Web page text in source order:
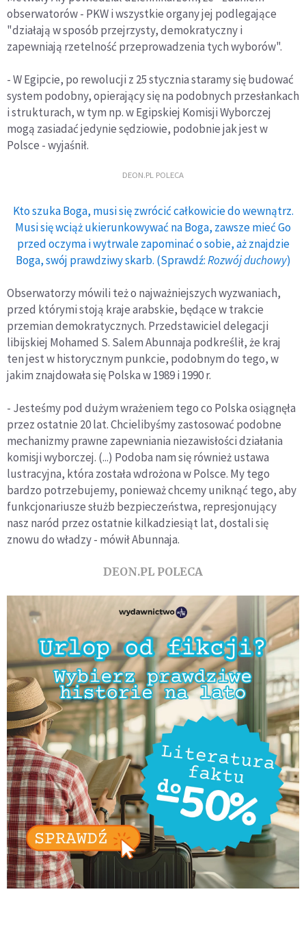
obserwatorów - PKW i wszystkie organy jej podlegające
"działają w sposób przejrzysty, demokratyczny i
zapewniają rzetelność przeprowadzenia tych wyborów".
- W Egipcie, po rewolucji z 25 stycznia staramy się budować
system podobny, opierający się na podobnych przesłankach
i strukturach, w tym np. w Egipskiej Komisji Wyborczej
mogą zasiadać jedynie sędziowie, podobnie jak jest w
Polsce - wyjaśnił.
DEON.PL POLECA
Kto szuka Boga, musi się zwrócić całkowicie do wewnątrz.
Musi się wciąż ukierunkowywać na Boga, zawsze mieć Go
przed oczyma i wytrwale zapominać o sobie, aż znajdzie
Boga, swój prawdziwy skarb. (Sprawdź:Rozwój duchowy)
Obserwatorzy mówili też o najważniejszych wyzwaniach,
przed którymi stoją kraje arabskie, będące w trakcie
przemian demokratycznych. Przedstawiciel delegacji
libijskiej Mohamed S. Salem Abunnaja podkreślił, że kraj
ten jest w historycznym punkcie, podobnym do tego, w
jakim znajdowała się Polska w 1989 i 1990 r.
- Jesteśmy pod dużym wrażeniem tego co Polska osiągnęła
przez ostatnie 20 lat. Chcielibyśmy zastosować podobne
mechanizmy prawne zapewniania niezawisłości działania
komisji wyborczej. (...) Podoba nam się również ustawa
lustracyjna, która została wdrożona w Polsce. My tego
bardzo potrzebujemy, ponieważ chcemy uniknąć tego, aby
funkcjonariusze służb bezpieczeństwa, represjonujący
nasz naród przez ostatnie kilkadziesiąt lat, dostali się
znowu do władzy - mówił Abunnaja.
DEON.PL POLECA